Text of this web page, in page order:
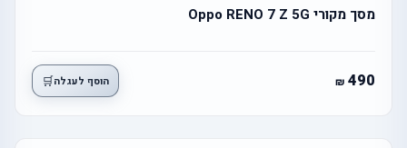
מסך מקורי Oppo RENO 7 Z 5G
490 הוסף לעגלה🛒